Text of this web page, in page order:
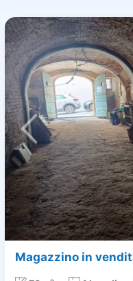
Magazzino in